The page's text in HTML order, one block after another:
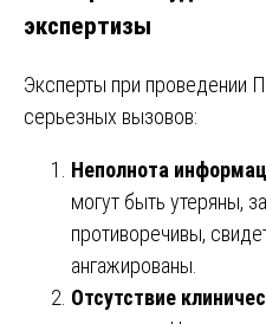
экспертизы
Эксперты при проведении
серьезных вызовов:
Неполнота
могут быть утеряны,
противоречивы,
ангажированы.
Отсутствие